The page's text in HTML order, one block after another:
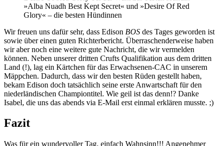
»Alba Nuadh Best Kept Secret« und »Desire Of Red
Glory« – die besten Hündinnen
Wir freuen uns dafür sehr, dass Edison BOS des Tages geworden ist
sowie über einen guten Richterbericht. Überraschenderweise haben
wir aber noch eine weitere gute Nachricht, die wir vermelden
können. Neben unserer dritten Crufts Qualifikation aus dem dritten
Land (!), lag ein Kärtchen für das Erwachsenen-CAC in unserem
Mäppchen. Dadurch, dass wir den besten Rüden gestellt haben,
bekam Edison doch tatsächlich seine erste Anwartschaft für den
niederländischen Championtitel. Wie geil ist das denn!? Danke
Isabel, die uns das abends via E-Mail erst einmal erklären musste. ;)
Fazit
Was für ein wundervoller Tag, einfach Wahnsinn!!! Angenehmer